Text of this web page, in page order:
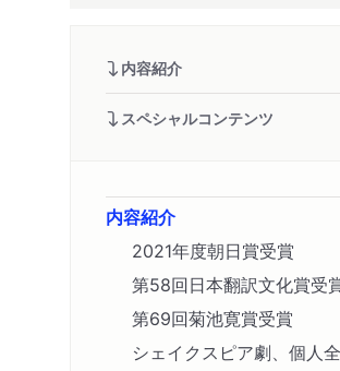
内容紹介
スペシャルコンテンツ
内容紹介
2021年度朝日賞受賞
第58回日本翻訳文化賞受
第69回菊池寛賞受賞
シェイクスピア劇、個人